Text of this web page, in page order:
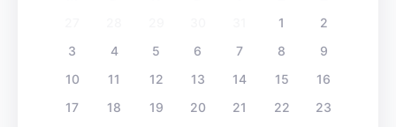
1
2
3
4 5 6 7 8
9
10
11 12 13 14 15
16
17
18 19 20 21 22
23